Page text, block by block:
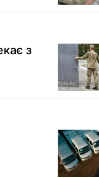
з